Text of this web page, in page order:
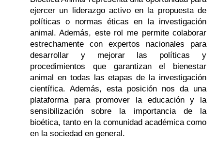
ejercer un liderazgo activo en la propuesta de
políticas o normas éticas en la investigación
animal. Además, este rol me permite colaborar
estrechamente con expertos nacionales para
desarrollar y mejorar las políticas y
procedimientos que garantizan el bienestar
animal en todas las etapas de la investigación
científica. Además, esta posición nos da una
plataforma para promover la educación y la
sensibilización sobre la importancia de la
bioética, tanto en la comunidad académica como
en la sociedad en general.